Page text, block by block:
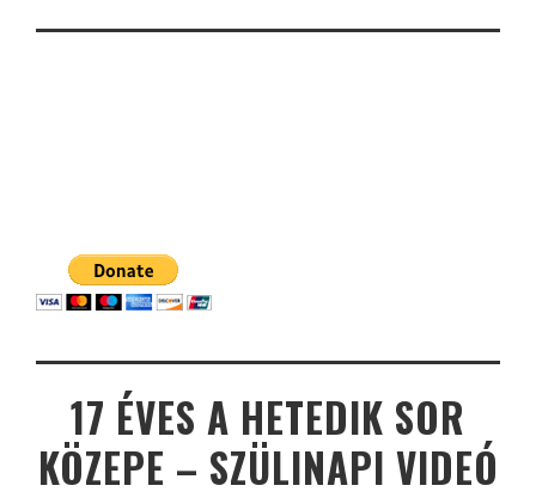
17 ÉVES A HETEDIK SOR
KÖZEPE – SZÜLINAPI VIDEÓ